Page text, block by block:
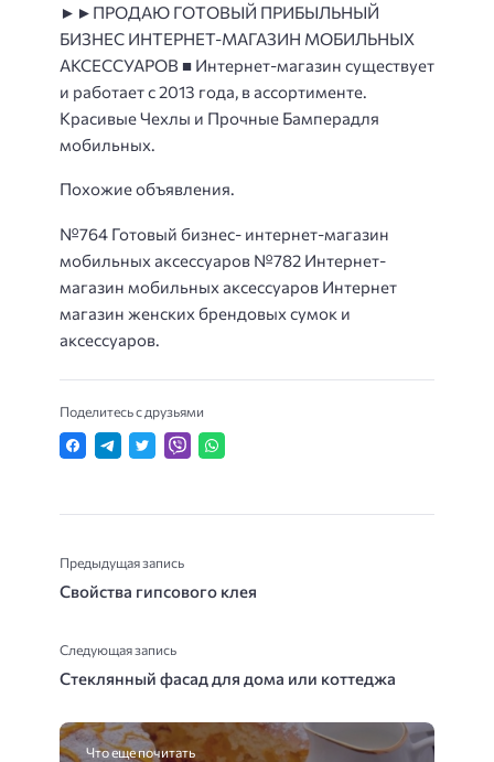
►►ПРОДАЮ ГОТОВЫЙ ПРИБЫЛЬНЫЙ
БИЗНЕС ИНТЕРНЕТ-МАГАЗИН МОБИЛЬНЫХ
АКСЕССУАРОВ ■ Интернет-магазин существует
и работает с 2013 года, в ассортименте.
Красивые Чехлы и Прочные Бамперадля
мобильных.
Похожие объявления.
№764 Готовый бизнес- интернет-магазин
мобильных аксессуаров №782 Интернет-
магазин мобильных аксессуаров Интернет
магазин женских брендовых сумок и
аксессуаров.
Поделитесь с друзьями
Предыдущая запись
Свойства гипсового клея
Следующая запись
Стеклянный фасад для дома или коттеджа
Что еще почитать